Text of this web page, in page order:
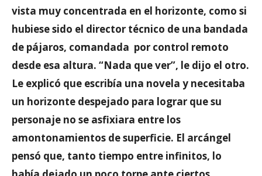
vista muy concentrada en el horizonte, como si
hubiese sido el director técnico de una bandada
de pájaros, comandada por control remoto
desde esa altura. “Nada que ver”, le dijo el otro.
Le explicó que escribía una novela y necesitaba
un horizonte despejado para lograr que su
personaje no se asfixiara entre los
amontonamientos de superficie. El arcángel
pensó que, tanto tiempo entre infinitos, lo